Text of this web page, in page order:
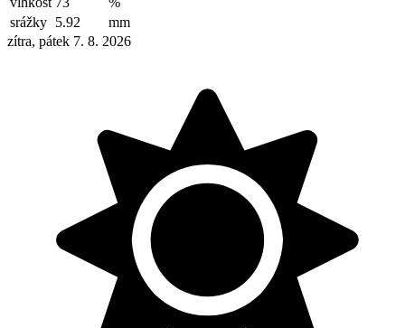
srážky 5.92
mm
zítra, pátek 7. 8. 2026